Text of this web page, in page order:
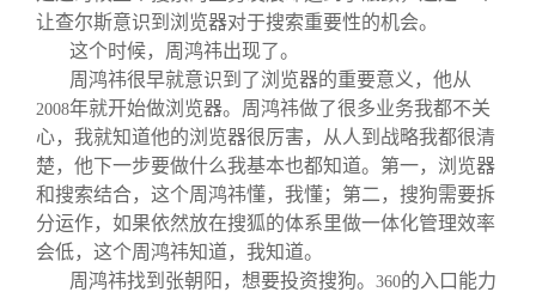
让查尔斯意识到浏览器对于搜索重要性的机会。
这个时候，周鸿祎出现了。
周鸿祎很早就意识到了浏览器的重要意义，他从
2008年就开始做浏览器。周鸿祎做了很多业务我都不关
心，我就知道他的浏览器很厉害，从人到战略我都很清
楚，他下一步要做什么我基本也都知道。第一，浏览器
和搜索结合，这个周鸿祎懂，我懂；第二，搜狗需要拆
分运作，如果依然放在搜狐的体系里做一体化管理效率
会低，这个周鸿祎知道，我知道。
周鸿祎找到张朝阳，想要投资搜狗。 360的入口能力